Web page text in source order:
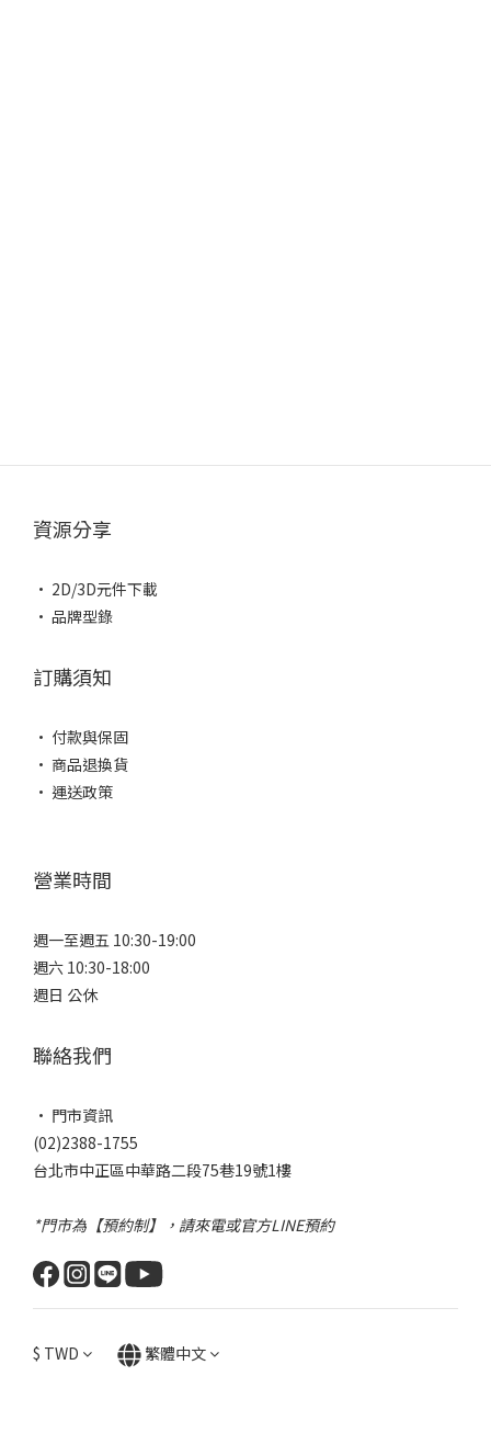
資源分享
• 2D/3D元件下載
• 品牌型錄
訂購須知
• 付款與保固
• 商品退換貨
• 運送政策
營業時間
週一至週五 10:30-19:00
週六 10:30-18:00
週日 公休
聯絡我們
• 門市資訊
(02)2388-1755
台北市中正區中華路二段75巷19號1樓
*門市為【預約制】，請來電或官方LINE預約
$ TWD 繁體中文